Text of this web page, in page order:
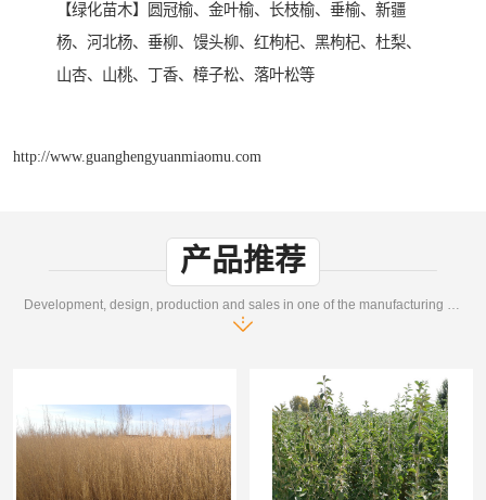
【绿化苗木】圆冠榆、金叶榆、长枝榆、垂榆、新疆
杨、河北杨、垂柳、馒头柳、红枸杞、黑枸杞、杜梨、
山杏、山桃、丁香、樟子松、落叶松等
http://www.guanghengyuanmiaomu.com
产品推荐